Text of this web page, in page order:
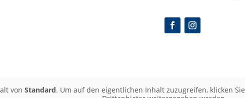
von Standard. Um auf den eigentlichen Inhalt zuzugreifen, klicken